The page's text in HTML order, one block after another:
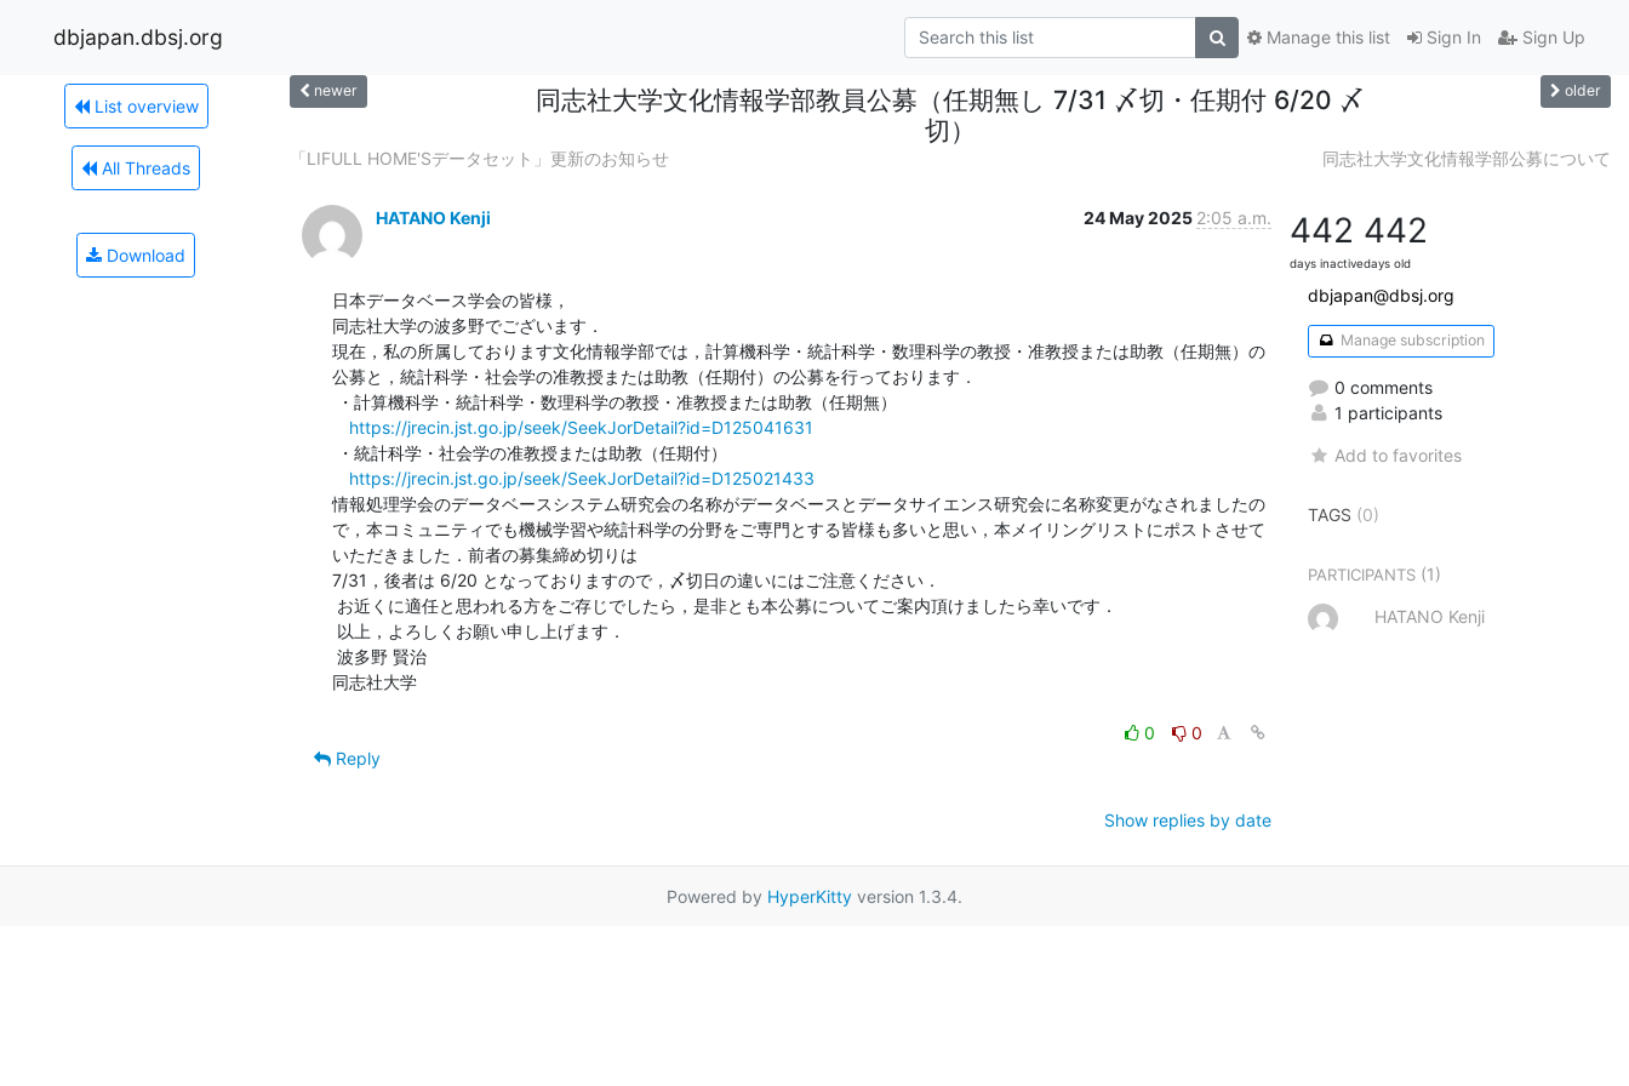
dbjapan.dbsj.org Sign In Sign Up
Manage this list
List overview
All Threads
Download
newer
同志社大学文化情報学部教員公募（任期無し 7/31 〆切・任期付 6/20 〆
切）
older
「LIFULL HOME'Sデータセット」更新のお知らせ 同志社大学文化情報学部公募について
HATANO Kenji 24 May 2025 2:05 a.m.
日本データベース学会の皆様，
同志社大学の波多野でございます．
現在，私の所属しております文化情報学部では，計算機科学・統計科学・数理科学の教授・准教授または助教（任期無）の
公募と，統計科学・社会学の准教授または助教（任期付）の公募を行っております．
https://jrecin.jst.go.jp/seek/SeekJorDetail?id=D125041631
https://jrecin.jst.go.jp/seek/SeekJorDetail?id=D125021433
情報処理学会のデータベースシステム研究会の名称がデータベースとデータサイエンス研究会に名称変更がなされましたの
で，本コミュニティでも機械学習や統計科学の分野をご専門とする皆様も多いと思い，本メイリングリストにポストさせて
いただきました．前者の募集締め切りは
7/31，後者は 6/20 となっておりますので，〆切日の違いにはご注意ください．
同志社大学
0
0
Reply
Show replies by date
442
days inactive
442
days old
dbjapan@dbsj.org
Manage subscription
0 comments
1 participants
Add to favorites
TAGS (0)
PARTICIPANTS (1)
HATANO Kenji
Powered by HyperKitty version 1.3.4.